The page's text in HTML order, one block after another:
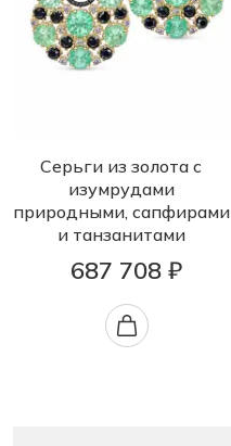
Серьги из золота с
изумрудами
природными, сапфирами
и танзанитами
687 708 ₽